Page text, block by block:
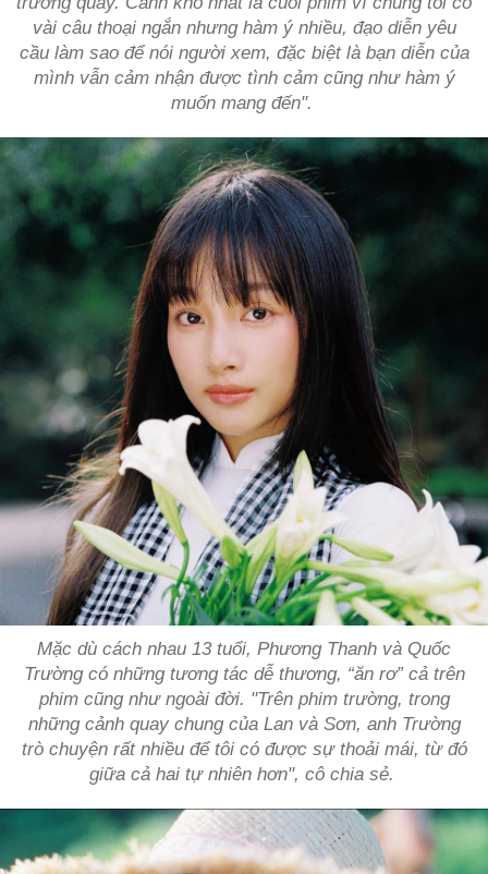
vài câu thoại ngắn nhưng hàm ý nhiều, đạo diễn yêu
cầu làm sao để nói người xem, đặc biệt là bạn diễn của
mình vẫn cảm nhận được tình cảm cũng như hàm ý
muốn mang đến".
Mặc dù cách nhau 13 tuổi, Phương Thanh và Quốc
Trường có những tương tác dễ thương, “ăn rơ” cả trên
phim cũng như ngoài đời. "Trên phim trường, trong
những cảnh quay chung của Lan và Sơn, anh Trường
trò chuyện rất nhiều để tôi có được sự thoải mái, từ đó
giữa cả hai tự nhiên hơn", cô chia sẻ.